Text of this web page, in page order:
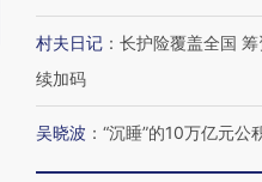
村夫日记 ： 长护险覆盖全国
续加码
吴晓波 ： “沉睡”的10万亿元公